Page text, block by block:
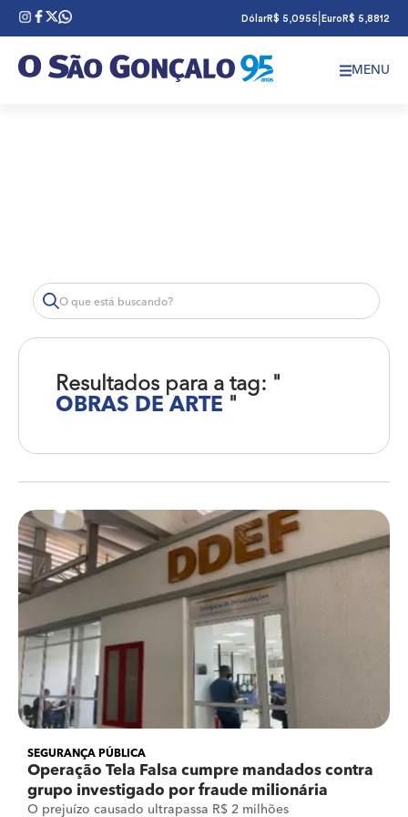
DólarR$ 5,0955 Euro R$ 5,8812
MENU
Resultados para a tag: "
OBRAS DE ARTE "
SEGURANÇA PÚBLICA
Operação Tela Falsa cumpre mandados contra
grupo investigado por fraude milionária
O prejuízo causado ultrapassa R$ 2 milhões